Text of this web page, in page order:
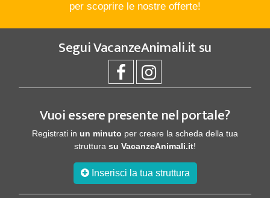
per scoprire le nostre offerte!
SeguiVacanzeAnimali.itsu
Vuoi essere presente nel portale?
Registrati in un minuto per creare la scheda della tua
struttura su VacanzeAnimali.it!
Inserisci la tua struttura